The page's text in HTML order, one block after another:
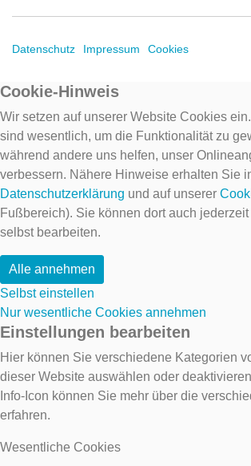
Datenschutz Impressum Cookies
Cookie-Hinweis
Wir setzen auf unserer Website Cookies
sind wesentlich, um die Funktionalität zu
während andere uns helfen, unser
verbessern. Nähere Hinweise erhalten Sie
Datenschutzerklärung und auf unserer
Fußbereich). Sie können dort auch
selbst bearbeiten.
Alle annehmen
Selbst einstellen
Nur wesentliche Cookies annehmen
Einstellungen bearbeiten
Hier können Sie verschiedene Kategorien
dieser Website auswählen oder
Info-Icon können Sie mehr über die
erfahren.
Wesentliche Cookies